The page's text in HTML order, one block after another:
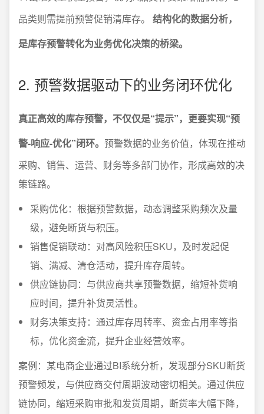
品类则需提前预警促销清库存。 结构化的数据分析，
是库存预警转化为业务优化决策的桥梁。
2. 预警数据驱动下的业务闭环优化
真正高效的库存预警，不仅仅是“提示”，更要实现“预
警-响应-优化”闭环。 预警数据的业务价值，体现在推动
采购、销售、运营、财务等多部门协作，形成高效的决
策链路。
采购优化：根据预警数据，动态调整采购频次及量
级，避免断货与积压。
销售促销联动：对高风险积压SKU，及时发起促
销、满减、清仓活动，提升库存周转。
供应链协同：与供应商共享预警数据，缩短补货响
应时间，提升补货灵活性。
财务决策支持：通过库存周转率、资金占用率等指
标，优化资金流，提升企业经营效率。
案例：某电商企业通过BI系统分析，发现部分SKU断货
预警频发，与供应商交付周期波动密切相关。通过供应
链协同，缩短采购审批和发货周期，断货率大幅下降，